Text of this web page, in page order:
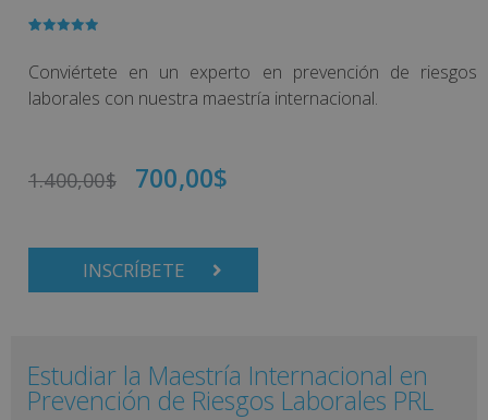
5 en base
avaloración
de un
cliente
Conviértete en un experto en prevención de riesgos
laborales con nuestra maestría internacional.
1.400,00$ 700,00$
INSCRÍBETE
Estudiar la Maestría Internacional en
Prevención de Riesgos Laborales PRL